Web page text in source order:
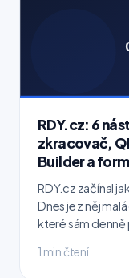
RDY.cz: 6
zkracovač,
Builder a
RDY.cz začínal
Dnes je z něj
které sám denně
1 min čtení